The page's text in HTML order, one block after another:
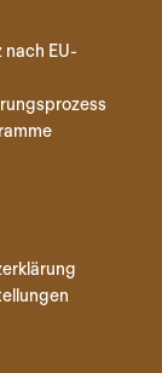
nach EU-